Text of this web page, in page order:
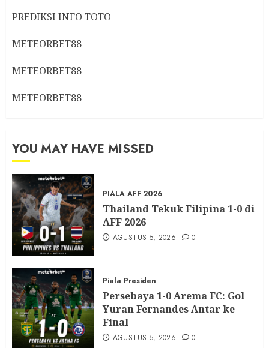
PREDIKSI INFO TOTO
METEORBET88
METEORBET88
METEORBET88
YOU MAY HAVE MISSED
PIALA AFF 2026
Thailand Tekuk Filipina 1-0 di
AFF 2026
AGUSTUS 5, 2026 0
Piala Presiden
Persebaya 1-0 Arema FC: Gol
Yuran Fernandes Antar ke
Final
AGUSTUS 5, 2026 0